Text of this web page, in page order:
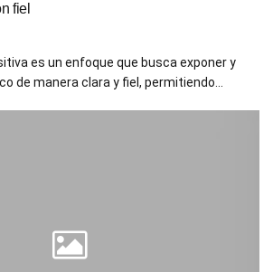
fiel
es un enfoque que busca exponer y
de manera clara y fiel, permitiendo...